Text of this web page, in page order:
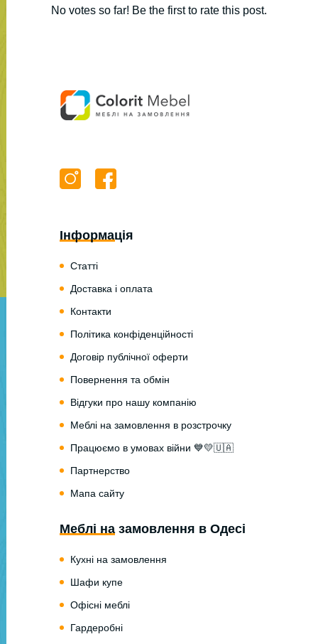
No votes so far! Be the first to rate this post.
Інформація
Статті
Доставка і оплата
Контакти
Політика конфіденційності
Договір публічної оферти
Повернення та обмін
Відгуки про нашу компанію
Меблі на замовлення в розстрочку
Працюємо в умовах війни 💙💛🇺🇦
Партнерство
Мапа сайту
Меблі на замовлення в Одесі
Кухні на замовлення
Шафи купе
Офісні меблі
Гардеробні